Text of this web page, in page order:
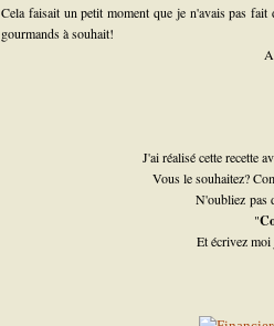
Cela faisait un petit moment que je n'avais pas
gourmands à souhait!
J'ai réalisé cette recette
Vous le souhaitez?
N'oubliez pas
"
Et écrivez moi